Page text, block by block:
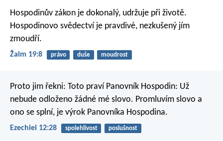
Hospodinův zákon je dokonalý, udržuje při životě.
Hospodinovo svědectví je pravdivé, nezkušený jím
zmoudří.
Žalm 19:8 právo duše moudrost
Proto jim řekni: Toto praví Panovník Hospodin: Už
nebude odloženo žádné mé slovo. Promluvím slovo a
ono se splní, je výrok Panovníka Hospodina.
Ezechiel 12:28 spolehlivost poslušnost